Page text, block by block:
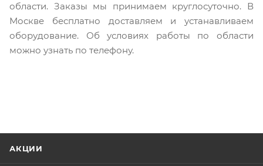
области. Заказы мы принимаем круглосуточно. В
Москве бесплатно доставляем и устанавливаем
оборудование. Об условиях работы по области
можно узнать по телефону.
АКЦИИ